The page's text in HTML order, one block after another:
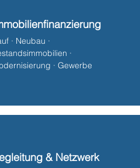
· Neubau ·
·
· Gewerbe
& Netzwerk